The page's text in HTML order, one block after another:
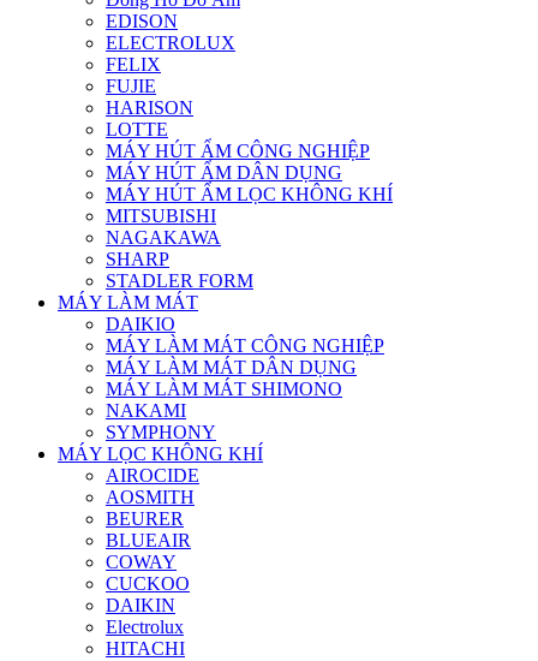
EDISON
ELECTROLUX
FELIX
FUJIE
HARISON
LOTTE
MÁY HÚT ẨM CÔNG NGHIỆP
MÁY HÚT ẨM DÂN DỤNG
MÁY HÚT ẨM LỌC KHÔNG KHÍ
MITSUBISHI
NAGAKAWA
SHARP
STADLER FORM
MÁY LÀM MÁT
DAIKIO
MÁY LÀM MÁT CÔNG NGHIỆP
MÁY LÀM MÁT DÂN DỤNG
MÁY LÀM MÁT SHIMONO
NAKAMI
SYMPHONY
MÁY LỌC KHÔNG KHÍ
AIROCIDE
AOSMITH
BEURER
BLUEAIR
COWAY
CUCKOO
DAIKIN
Electrolux
HITACHI